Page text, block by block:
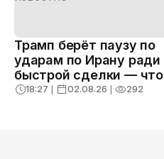
Трамп берёт паузу по
ударам по Ирану ради
быстрой сделки — что
известно
18:27 ❘ 02.08.26 ❘ 292